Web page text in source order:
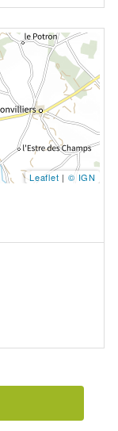
Leaflet | © IGN